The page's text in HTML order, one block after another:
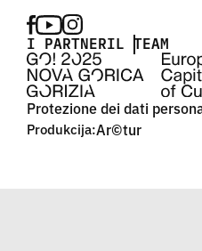
I PARTNERIL TEAM
Protezione dei dati
Produkcija:Ar©tur